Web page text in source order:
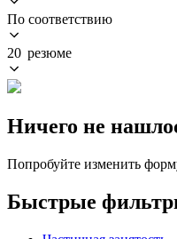
По соответствию
20 резюме
Ничего не
Попробуйте изменить
Быстрые